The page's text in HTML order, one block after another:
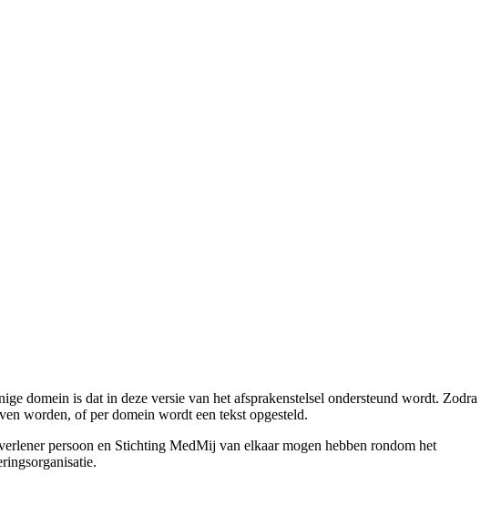
domein is dat in deze versie van het afsprakenstelsel ondersteund wordt. Zodra
worden, of per domein wordt een tekst opgesteld.
persoon en Stichting MedMij van elkaar mogen hebben rondom het